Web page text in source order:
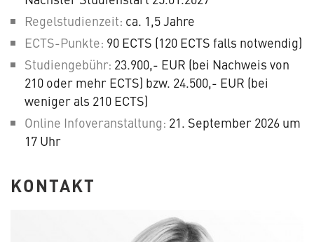
Regelstudienzeit ca. 1,5 Jahre
ECTS-Punkte 90 ECTS (120 ECTS falls notwendig)
Studiengebühr 23.900,- EUR (bei Nachweis von
210 oder mehr ECTS) bzw. 24.500,- EUR (bei
weniger als 210 ECTS)
Online Infoveranstaltung 21. September 2026 um
17 Uhr
KONTAKT